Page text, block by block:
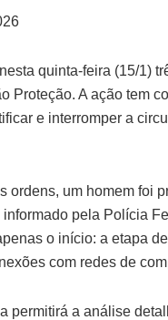
quinta-feira (15/1)
Proteção. A ação tem
e interromper a
ordens, um homem foi
pela Polícia
o início: a etapa
com redes de
permitirá a análise